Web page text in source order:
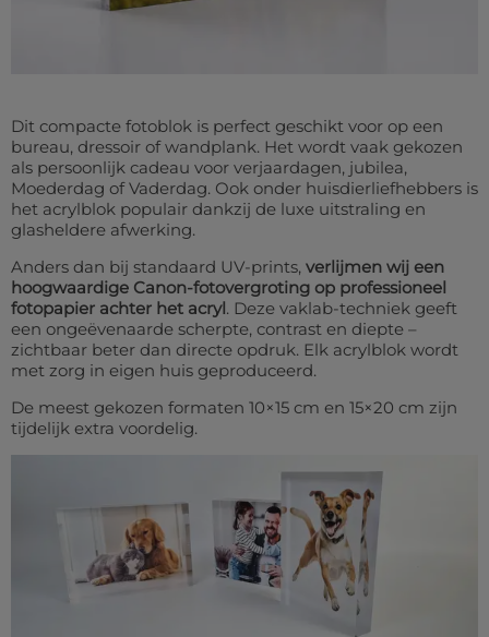
Dit compacte fotoblok is perfect geschikt voor op een
bureau, dressoir of wandplank. Het wordt vaak gekozen
als persoonlijk cadeau voor verjaardagen, jubilea,
Moederdag of Vaderdag. Ook onder huisdierliefhebbers is
het acrylblok populair dankzij de luxe uitstraling en
glasheldere afwerking.
Anders dan bij standaard UV-prints, verlijmen wij een
hoogwaardige Canon-fotovergroting op professioneel
fotopapier achter het acryl. Deze vaklab-techniek geeft
een ongeëvenaarde scherpte, contrast en diepte –
zichtbaar beter dan directe opdruk. Elk acrylblok wordt
met zorg in eigen huis geproduceerd.
De meest gekozen formaten 10×15 cm en 15×20 cm zijn
tijdelijk extra voordelig.